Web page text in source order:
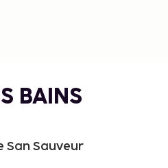
BAINS
San Sauveur